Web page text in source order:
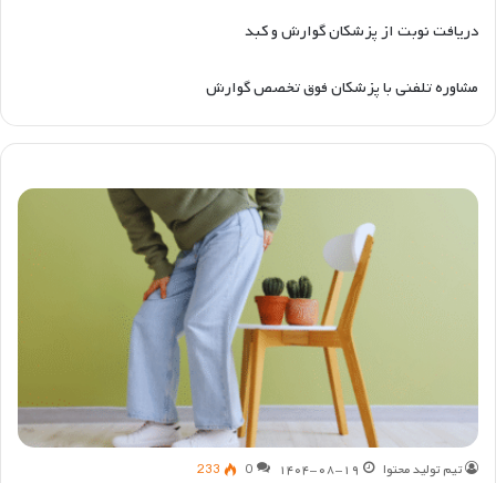
دریافت نوبت از پزشکان گوارش و کبد
مشاوره تلفنی با پزشکان فوق تخصص گوارش
تیم تولید محتوا ۱۴۰۴-۰۸-۱۹ 0
233